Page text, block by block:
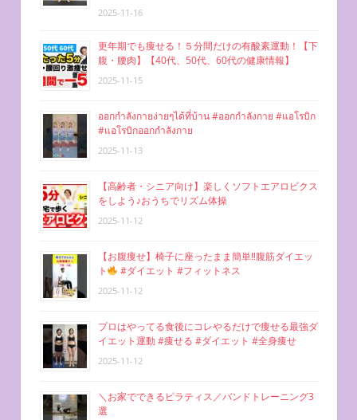
2025-11-16
更年期でも痩せる！５分間だけの有酸素運動！【下
腹・腰肉】【40代、50代、60代の健康情報】
2025-11-15
ออกกำลังกายง่ายๆได้ที่บ้าน #ออกกำลังกาย #แอโรบิก
#แอโรบิกออกกำลังกาย
2025-11-13
【高齢者・シニア向け】楽しくソフトエアロビクス
をしよう♪おうちでリズム体操
2025-11-12
【お腹痩せ】椅子に座ったまま簡単‼︎腹筋ダイエッ
ト
#ダイエット #フィットネス
2025-11-12
プロはやってる食後にコレやるだけで痩せる最強ダ
イエット運動 #痩せる #ダイエット #全身痩せ
2025-11-12
＼お家でできるピラティス／バンドトレーニング3
選